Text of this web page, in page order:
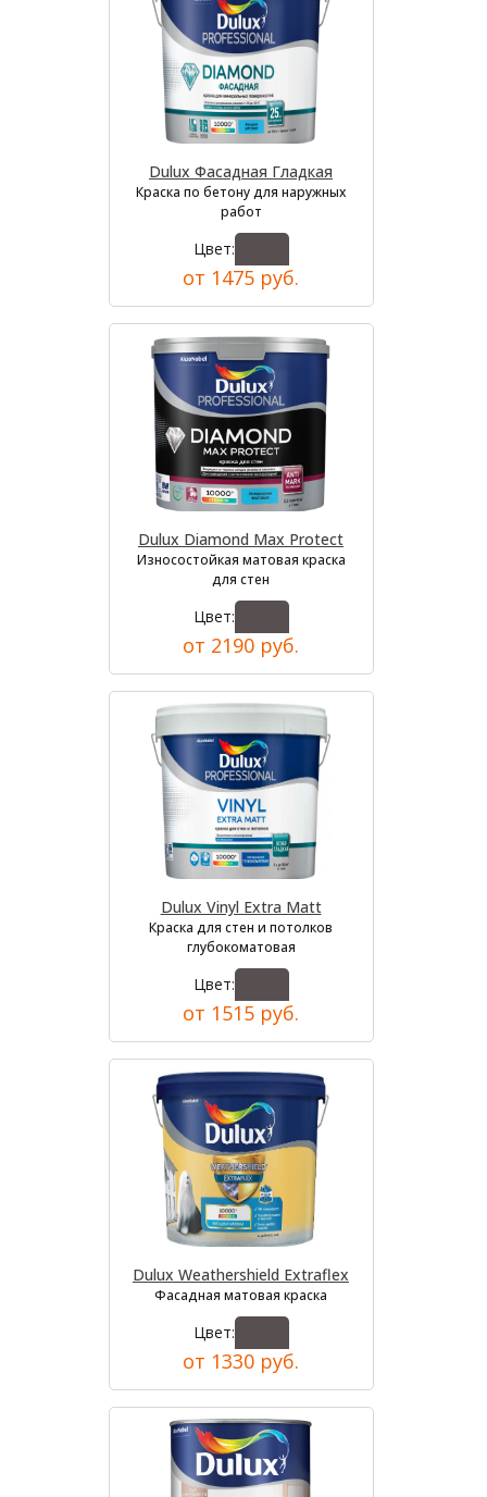
Dulux Фасадная Гладкая
Краска по бетону для наружных
работ
Цвет:
от 1475 руб.
Dulux Diamond Max Protect
Износостойкая матовая краска
для стен
Цвет:
от 2190 руб.
Dulux Vinyl Extra Matt
Краска для стен и потолков
глубокоматовая
Цвет:
от 1515 руб.
Dulux Weathershield Extraflex
Фасадная матовая краска
Цвет:
от 1330 руб.